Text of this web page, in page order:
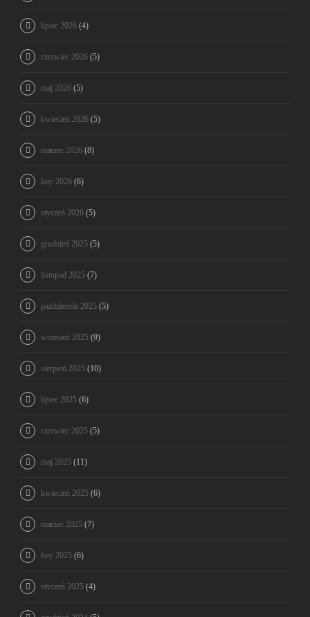
lipiec 2026 (4)
czerwiec 2026 (5)
maj 2026 (5)
kwiecień 2026 (5)
marzec 2026 (8)
luty 2026 (6)
styczeń 2026 (5)
grudzień 2025 (5)
listopad 2025 (7)
październik 2025 (5)
wrzesień 2025 (9)
sierpień 2025 (10)
lipiec 2025 (6)
czerwiec 2025 (5)
maj 2025 (11)
kwiecień 2025 (6)
marzec 2025 (7)
luty 2025 (6)
styczeń 2025 (4)